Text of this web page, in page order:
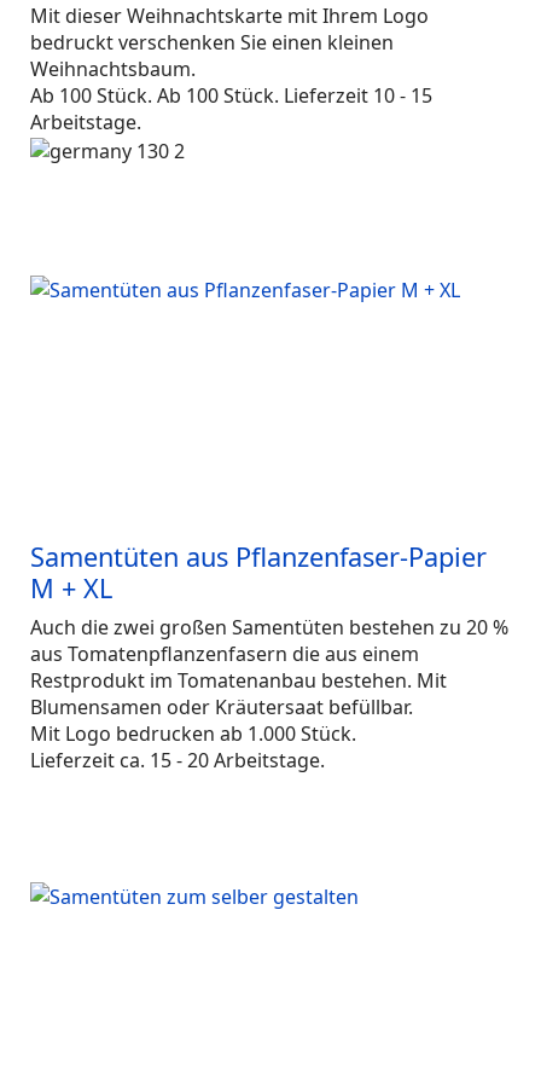
Mit dieser Weihnachtskarte mit Ihrem Logo
bedruckt verschenken Sie einen kleinen
Weihnachtsbaum.
Ab 100 Stück. Ab 100 Stück. Lieferzeit 10 - 15
Arbeitstage.
Samentüten aus Pflanzenfaser-Papier
M + XL
Auch die zwei großen Samentüten bestehen zu 20 %
aus Tomatenpflanzenfasern die aus einem
Restprodukt im Tomatenanbau bestehen. Mit
Blumensamen oder Kräutersaat befüllbar.
Mit Logo bedrucken ab 1.000 Stück.
Lieferzeit ca. 15 - 20 Arbeitstage.